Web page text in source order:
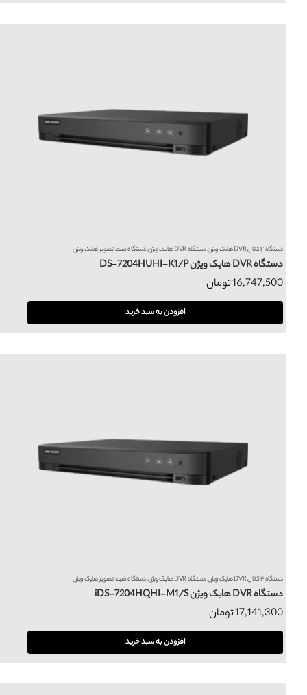
دستگاه ۴ کانال DVR هایک ویژن ,دستگاه DVR هایک ویژن ,دستگاه ضبط تصویر هایک ویژن
دستگاه DVR هایک ویژن DS-7204HUHI-K1/P
16,747,500تومان
افزودن به سبد خرید
دستگاه ۴ کانال DVR هایک ویژن ,دستگاه DVR هایک ویژن ,دستگاه ضبط تصویر هایک ویژن
دستگاه DVR هایک ویژن iDS-7204HQHI-M1/S
17,141,300تومان
افزودن به سبد خرید